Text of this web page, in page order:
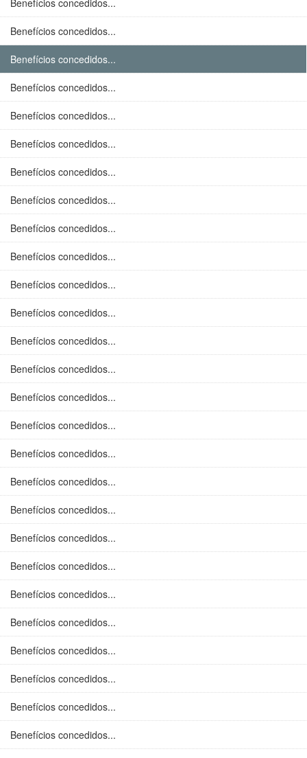
Benefícios concedidos...
Benefícios concedidos...
Benefícios concedidos...
Benefícios concedidos...
Benefícios concedidos...
Benefícios concedidos...
Benefícios concedidos...
Benefícios concedidos...
Benefícios concedidos...
Benefícios concedidos...
Benefícios concedidos...
Benefícios concedidos...
Benefícios concedidos...
Benefícios concedidos...
Benefícios concedidos...
Benefícios concedidos...
Benefícios concedidos...
Benefícios concedidos...
Benefícios concedidos...
Benefícios concedidos...
Benefícios concedidos...
Benefícios concedidos...
Benefícios concedidos...
Benefícios concedidos...
Benefícios concedidos...
Benefícios concedidos...
Benefícios concedidos...